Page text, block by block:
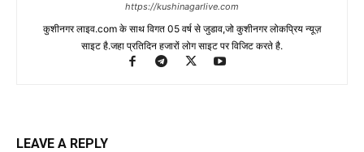
https://kushinagarlive.com
कुशीनगर लाइव.com के साथ विगत 05 वर्ष से जुडाव,जो कुशीनगर लोकप्रिय न्यूज़
साइट है.जहा प्रतिदिन हजारों लोग साइट पर विजिट करते है.
LEAVE A REPLY